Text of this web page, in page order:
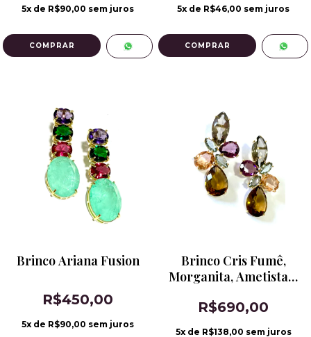
5x de R$90,00 sem juros 5x de R$46,00 sem juros
Brinco Ariana Fusion
R$450,00
5x de R$90,00 sem juros
Brinco Cris Fumê,
Morganita, Ametista e
R$690,00
5x de R$138,00 sem juros